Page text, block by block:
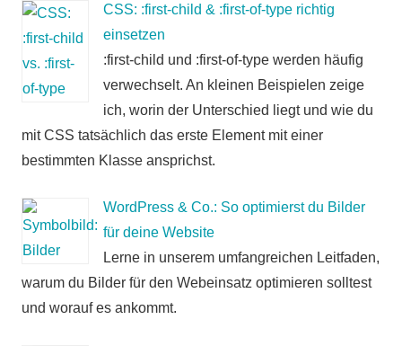
CSS: :first-child & :first-of-type richtig
einsetzen
:first-child und :first-of-type werden häufig
verwechselt. An kleinen Beispielen zeige
ich, worin der Unterschied liegt und wie du
mit CSS tatsächlich das erste Element mit einer
bestimmten Klasse ansprichst.
WordPress & Co.: So optimierst du Bilder
für deine Website
Lerne in unserem umfangreichen Leitfaden,
warum du Bilder für den Webeinsatz optimieren solltest
und worauf es ankommt.